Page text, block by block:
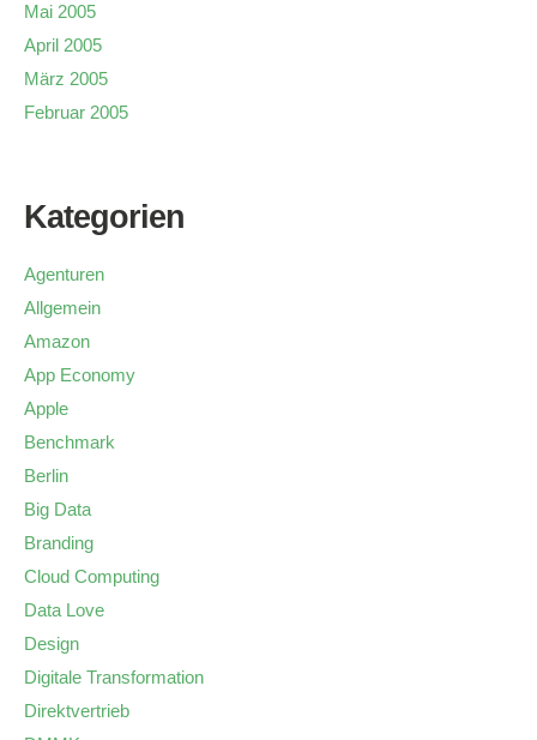
Mai 2005
April 2005
März 2005
Februar 2005
Kategorien
Agenturen
Allgemein
Amazon
App Economy
Apple
Benchmark
Berlin
Big Data
Branding
Cloud Computing
Data Love
Design
Digitale Transformation
Direktvertrieb